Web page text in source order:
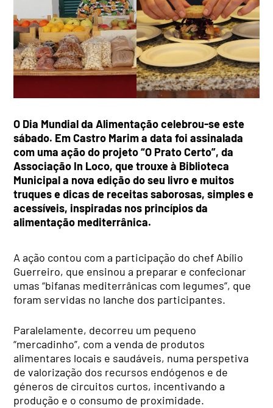
O Dia Mundial da Alimentação celebrou-se este
sábado. Em Castro Marim a data foi assinalada
com uma ação do projeto “O Prato Certo”, da
Associação In Loco, que trouxe à Biblioteca
Municipal a nova edição do seu livro e muitos
truques e dicas de receitas saborosas, simples e
acessíveis, inspiradas nos princípios da
alimentação mediterrânica.
A ação contou com a participação do chef Abílio
Guerreiro, que ensinou a preparar e confecionar
umas “bifanas mediterrânicas com legumes”, que
foram servidas no lanche dos participantes.
Paralelamente, decorreu um pequeno
“mercadinho”, com a venda de produtos
alimentares locais e saudáveis, numa perspetiva
de valorização dos recursos endógenos e de
géneros de circuitos curtos, incentivando a
produção e o consumo de proximidade.